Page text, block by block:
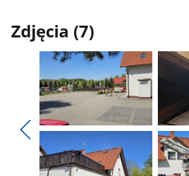
Zdjęcia (7)
Pokaż
poprzednie
Pokaż
zdjęcie
1
Pokaż
zdjęcie
2